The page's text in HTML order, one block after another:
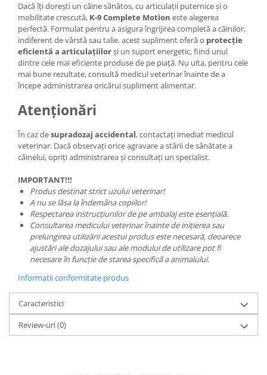
Dacă îți dorești un câine sănătos, cu articulații puternice și o
mobilitate crescută, K-9 Complete Motion este alegerea
perfectă. Formulat pentru a asigura îngrijirea completă a câinilor,
indiferent de vârstă sau talie, acest supliment oferă o protecție
eficientă a articulațiilorși un suport energetic, fiind unul
dintre cele mai eficiente produse de pe piață. Nu uita, pentru cele
mai bune rezultate, consultă medicul veterinar înainte de a
începe administrarea oricărui supliment alimentar.
Atenționări
În caz desupradozaj accidental, contactați imediat medicul
veterinar. Dacă observați orice agravare a stării de sănătate a
câinelui, opriți administrarea și consultați un specialist.
IMPORTANT!!!
Produs destinat strict uzului veterinar!
A nu se lăsa la îndemâna copiilor!
Respectarea instrucțiunilor de pe ambalaj este esențială.
Consultarea medicului veterinar înainte de inițierea sau
prelungirea utilizării acestui produs este necesară, deoarece
ajustări ale dozajului sau ale modului de utilizare pot fi
necesare în funcție de starea specifică a animalului.
Informatii conformitate produs
Caracteristici
Review-uri(0)